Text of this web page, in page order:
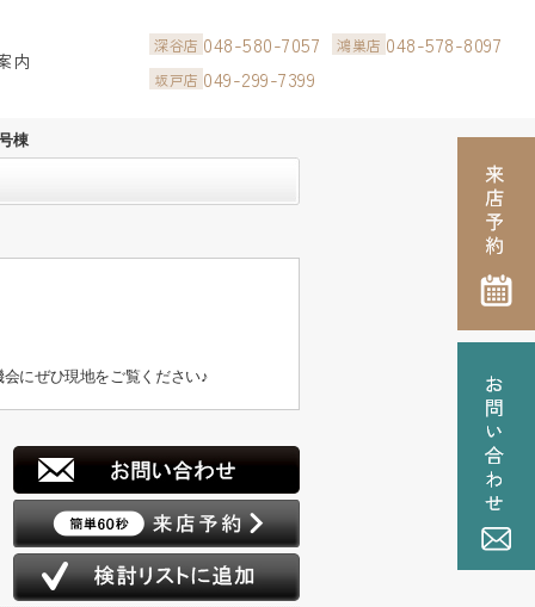
内
深谷店 048-580-7057 鴻巣店 048-578-8097
坂戸店 049-299-7399
棟
にぜひ現地をご覧ください♪